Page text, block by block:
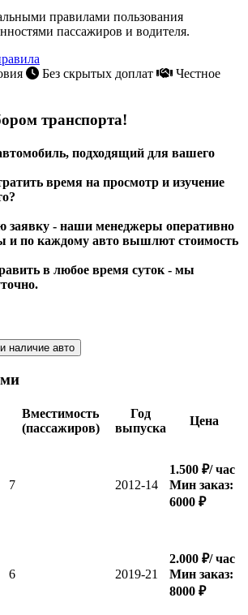
правилами пользования
пассажиров и водителя.
Без скрытых доплат
Честное
транспорта!
подходящий для вашего
время на просмотр и изучение
заявку - наши менеджеры оперативно
и по каждому авто вышлют стоимость
в любое время суток - мы
наличие авто
Вместимость
(пассажиров)
Год
выпуска
Цена
7 2012-14
1.500 ₽/ час
Мин заказ:
6000 ₽
6 2019-21
2.000 ₽/ час
Мин заказ:
8000 ₽